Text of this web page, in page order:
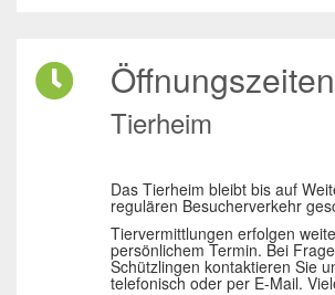
Öffnungszeiten
Tierheim
Das Tierheim bleibt bis auf
regulären Besucherverkehr
Tiervermittlungen erfolgen
persönlichem Termin. Bei
Schützlingen kontaktieren Sie
telefonisch oder per E-Mail.